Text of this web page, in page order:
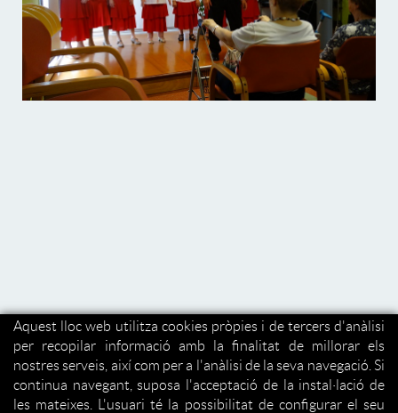
Aquest lloc web utilitza cookies pròpies i de tercers d'anàlisi
per recopilar informació amb la finalitat de millorar els
nostres serveis, així com per a l'anàlisi de la seva navegació. Si
continua navegant, suposa l'acceptació de la instal·lació de
les mateixes. L'usuari té la possibilitat de configurar el seu